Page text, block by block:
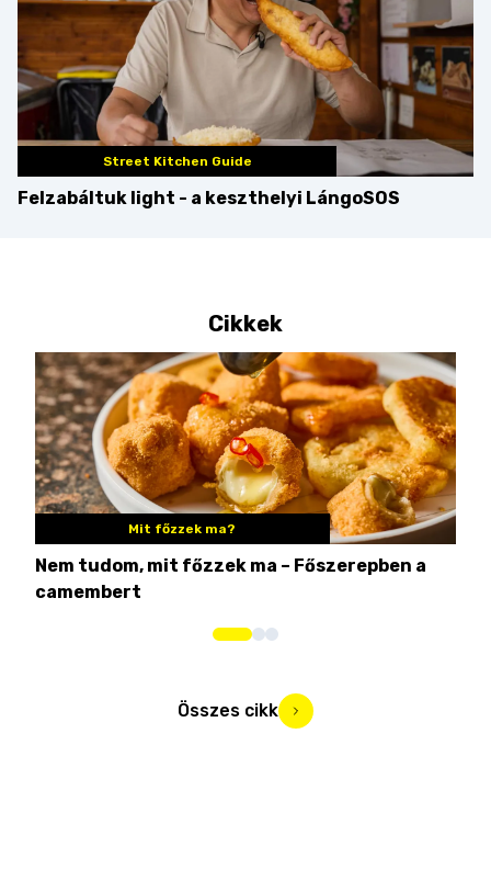
Street Kitchen Guide
Felzabáltuk light - a keszthelyi LángoSOS
Cikkek
Mit főzzek ma?
Nem tudom, mit főzzek ma – Főszerepben a
camembert
Összes cikk